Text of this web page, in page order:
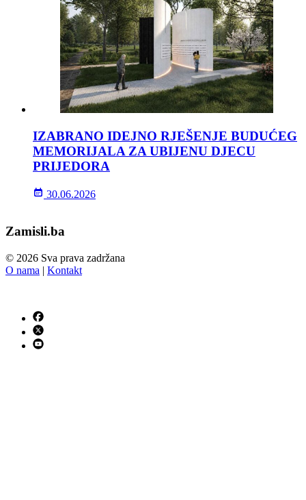
IZABRANO IDEJNO RJEŠENJE BUDUĆEG
MEMORIJALA ZA UBIJENU DJECU
PRIJEDORA
30.06.2026
Zamisli.ba
© 2026 Sva prava zadržana
O nama | Kontakt